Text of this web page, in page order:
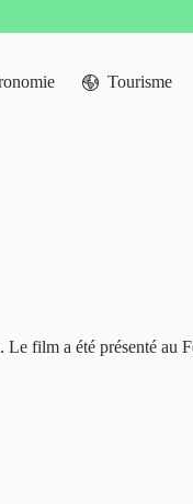
Tourisme
film a été présenté au